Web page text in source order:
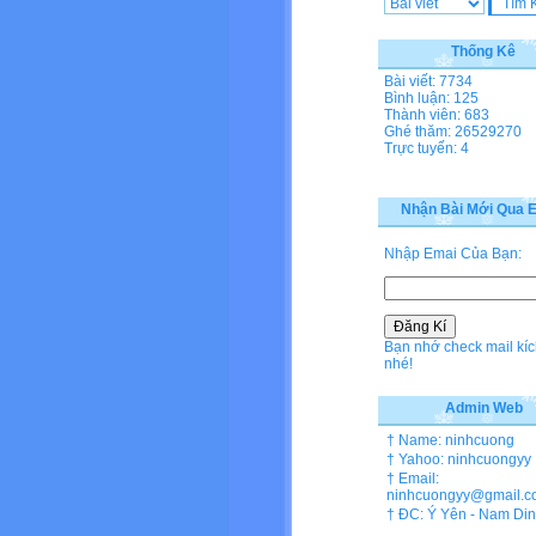
Thống Kê
Bài viết: 7734
Bình luận: 125
Thành viên: 683
Ghé thăm: 26529270
Trực tuyến: 4
Nhận Bài Mới Qua
Nhập Emai Của Bạn:
Bạn nhớ check mail
nhé!
Admin Web
† Name: ninhcuong
† Yahoo: ninhcuongyy
† Email:
† ĐC: Ý Yên - Nam